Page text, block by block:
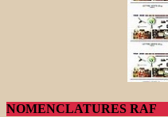
NOMENCLATURES RAF